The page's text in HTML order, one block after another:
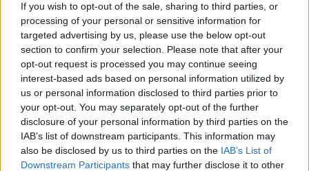
If you wish to opt-out of the sale, sharing to third parties, or
processing of your personal or sensitive information for
targeted advertising by us, please use the below opt-out
section to confirm your selection. Please note that after your
opt-out request is processed you may continue seeing
interest-based ads based on personal information utilized by
us or personal information disclosed to third parties prior to
your opt-out. You may separately opt-out of the further
disclosure of your personal information by third parties on the
IAB’s list of downstream participants. This information may
also be disclosed by us to third parties on the IAB’s List of
Downstream Participants that may further disclose it to other
Η Nefeli Meg είναι η Youtuber-Νομικός
της καρδιάς μας και έσπασε το πόδι της!